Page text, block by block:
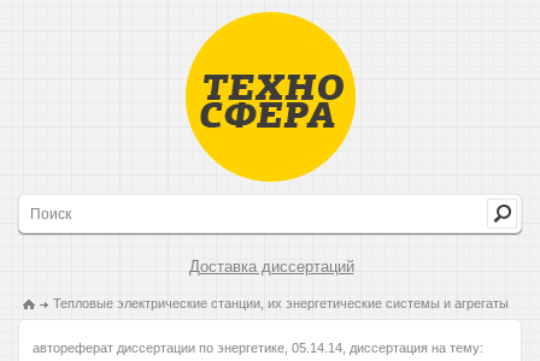
Доставка диссертаций
Тепловые электрические станции, их энергетические системы и агрегаты
автореферат диссертации по энергетике, 05.14.14, диссертация на тему: